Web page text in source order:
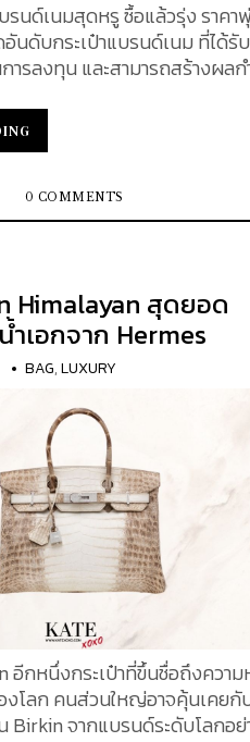
รนด์เนมสุดหรู ซื้อแล้วรุ่ง ราคา
นดับกระเป๋าแบรนด์เนม ที่ได้รั
ารลงทุน และสามารถสร้างผลก
วามสนใจไปกับการลงทุนในกอง
อหุ้น ซื้อทอง ที่ดินหรือสินทรัพย์
ค่า และสามารถสร้างผลกำไรได้
งทุนกับกระเป๋าแบรนด์เนม...
0 COMMENTS
Himalayan สุดยอด
ำเอกจาก Hermes
BAG,LUXURY
อีกหนึ่งกระเป๋าที่ขึ้นชื่อถึงความ
โลก คนส่วนใหญ่อาจคุ้นเคยกั
Birkin จากแบรนด์ระดับโลกอย่